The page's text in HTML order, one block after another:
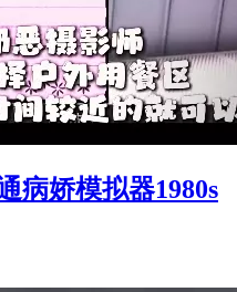
病娇模拟器1980s